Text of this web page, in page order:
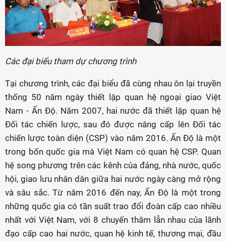
Các đại biểu tham dự chương trình
Tại chương trình, các đại biểu đã cùng nhau ôn lại truyền
thống 50 năm ngày thiết lập quan hệ ngoại giao Việt
Nam - Ấn Độ. Năm 2007, hai nước đã thiết lập quan hệ
Đối tác chiến lược, sau đó được nâng cấp lên Đối tác
chiến lược toàn diện (CSP) vào năm 2016. Ấn Độ là một
trong bốn quốc gia mà Việt Nam có quan hệ CSP. Quan
hệ song phương trên các kênh của đảng, nhà nước, quốc
hội, giao lưu nhân dân giữa hai nước ngày càng mở rộng
và sâu sắc. Từ năm 2016 đến nay, Ấn Độ là một trong
những quốc gia có tần suất trao đổi đoàn cấp cao nhiều
nhất với Việt Nam, với 8 chuyến thăm lẫn nhau của lãnh
đạo cấp cao hai nước, quan hệ kinh tế, thương mại, đầu